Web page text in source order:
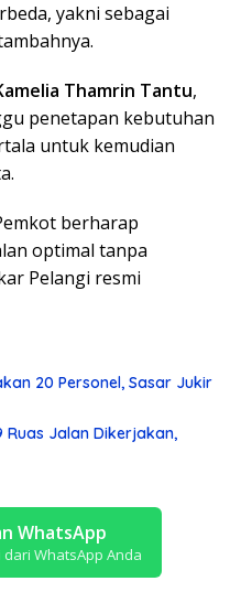
yakni sebagai
Thamrin Tantu,
penetapan kebutuhan
untuk kemudian
berharap
optimal tanpa
Pelangi resmi
20 Personel, Sasar Jukir
Ruas Jalan Dikerjakan,
WhatsApp
WhatsApp Anda